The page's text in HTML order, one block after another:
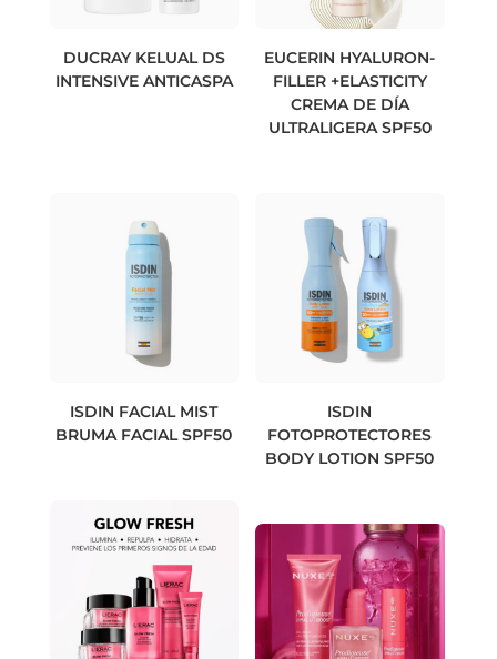
DUCRAY KELUAL DS
INTENSIVE ANTICASPA
EUCERIN HYALURON-
FILLER +ELASTICITY
CREMA DE DÍA
ULTRALIGERA SPF50
ISDIN FACIAL MIST
BRUMA FACIAL SPF50
ISDIN
FOTOPROTECTORES
BODY LOTION SPF50